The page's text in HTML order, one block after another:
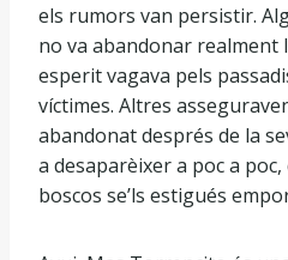
els rumors van persistir.
no va abandonar realment
esperit vagava pels
víctimes. Altres
abandonat després de la
a desaparèixer a poc a
boscos se’ls estigués